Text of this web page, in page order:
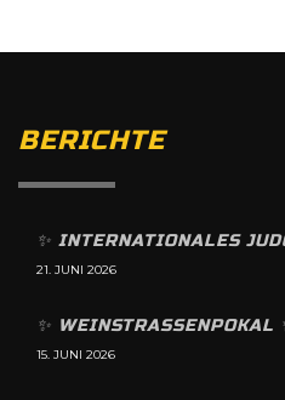
BERICHTE
✨️ INTERNATIONALES
21. JUNI 2026
✨️ WEINSTRASSENPOKAL
15. JUNI 2026